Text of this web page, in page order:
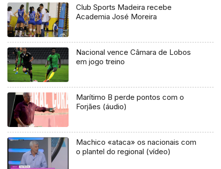
Club Sports Madeira recebe
Academia José Moreira
Nacional vence Câmara de Lobos
em jogo treino
Marítimo B perde pontos com o
Forjães (áudio)
Machico «ataca» os nacionais com
o plantel do regional (vídeo)